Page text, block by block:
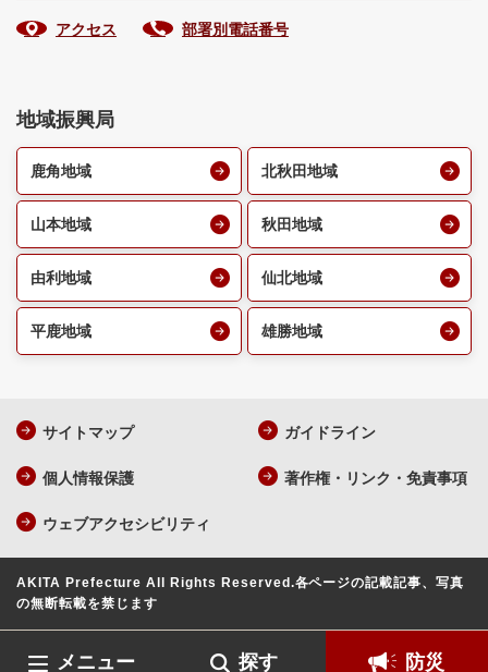
メニュー 探す 防災
アクセス 部署別電話番号
地域振興局
鹿角地域 北秋田地域
山本地域 秋田地域
由利地域 仙北地域
平鹿地域 雄勝地域
サイトマップ ガイドライン
個人情報保護 著作権・リンク・免責事項
ウェブアクセシビリティ
AKITA Prefecture All Rights Reserved.各ページの記載記事、写真
の無断転載を禁じます